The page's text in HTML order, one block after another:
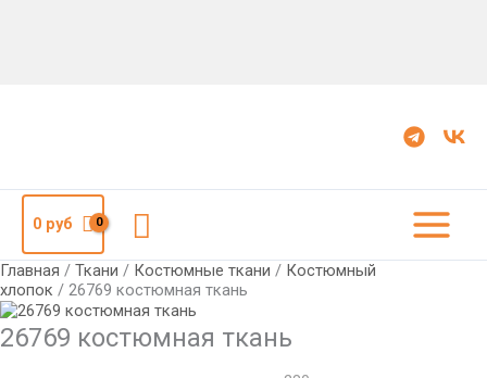
0руб Поиск
Главная / Ткани / Костюмные ткани / Костюмный
хлопок / 26769 костюмная ткань
26769 костюмная ткань